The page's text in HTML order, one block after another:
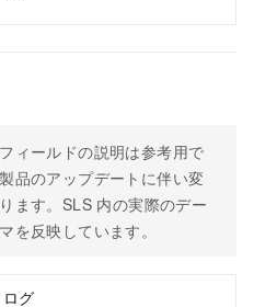
ィールドの説明は参考用で
品のアップデートに伴い変
ます。SLS 内の実際のデー
を反映しています。
グ